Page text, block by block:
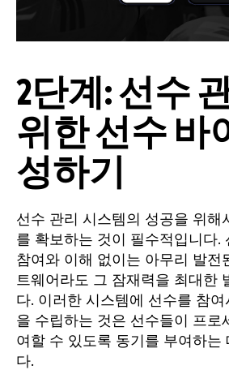
2단계: 선수
위한 선수 바
성하기
선수 관리 시스템의 성공을 위해
를 확보하는 것이 필수적입니다.
참여와 이해 없이는 아무리 발전
트웨어라도 그 잠재력을 최대한
다. 이러한 시스템에 선수를 참
을 수립하는 것은 선수들이 프로
여할 수 있도록 동기를 부여하는
다.